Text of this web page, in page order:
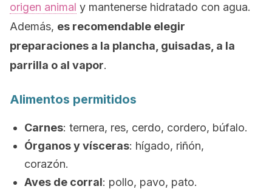
origen animal y mantenerse hidratado con agua.
Además, es recomendable elegir
preparaciones a la plancha, guisadas, a la
parrilla o al vapor.
Alimentos permitidos
Carnes: ternera, res, cerdo, cordero, búfalo.
Órganos y vísceras: hígado, riñón,
corazón.
Aves de corral: pollo, pavo, pato.